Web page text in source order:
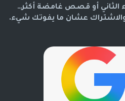
الثاني أو قصص غامضة أكثر…
والاشتراك عشان ما يفوتك شيء.